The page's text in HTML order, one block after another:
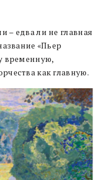
– едва ли не главная
«Пьер
временную,
как главную.